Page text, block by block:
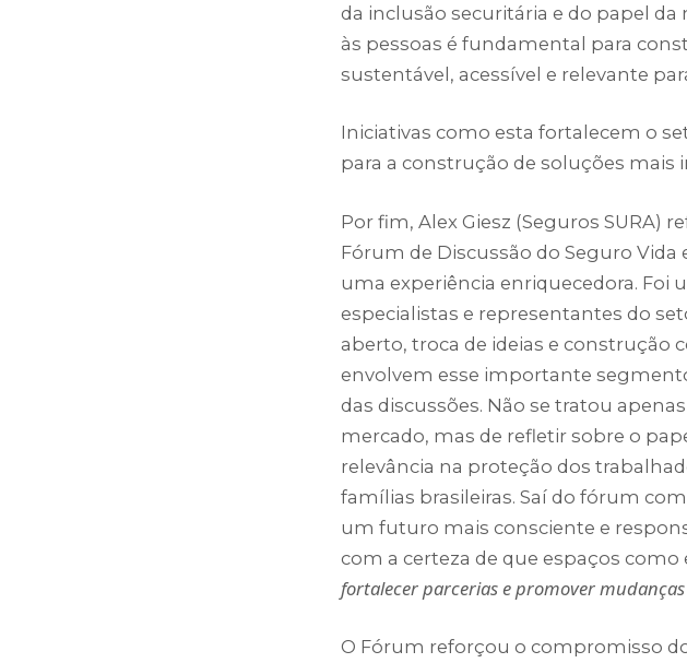
da inclusão securitária e do papel
às pessoas é fundamental para
sustentável, acessível e relevante
Iniciativas como esta fortalecem o
para a construção de soluções mais
Por fim, Alex Giesz (Seguros SURA)
Fórum de Discussão do Seguro
uma experiência enriquecedora. Foi
especialistas e representantes do
aberto, troca de ideias e construção
envolvem esse importante
das discussões. Não se tratou
mercado, mas de refletir sobre o
relevância na proteção dos
famílias brasileiras. Saí do fórum
um futuro mais consciente e
com a certeza de que espaços como
fortalecer parcerias e promover
O Fórum reforçou o compromisso